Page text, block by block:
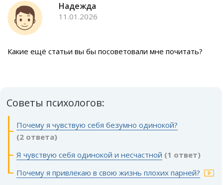
Надежда
11.01.2026
Какие ещё статьи вы бы посоветовали мне почитать?
Советы психологов:
Почему я чувствую себя безумно одинокой?
(2 ответа)
Я чувствую себя одинокой и несчастной (1 ответ)
Почему я привлекаю в свою жизнь плохих парней?